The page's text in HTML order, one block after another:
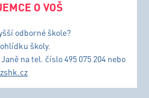
O VOŠ
odborné škole?
školy.
na tel. číslo 495 075 204 nebo